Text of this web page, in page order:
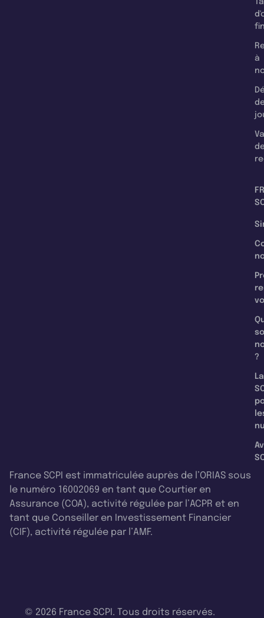
à
?
La
France SCPI est immatriculée auprès de l’ORIAS sous
le numéro 16002069 en tant que Courtier en
Assurance (COA), activité régulée par l’ACPR et en
tant que Conseiller en Investissement Financier
(CIF), activité régulée par l’AMF.
© 2026 France SCPI. Tous droits réservés.